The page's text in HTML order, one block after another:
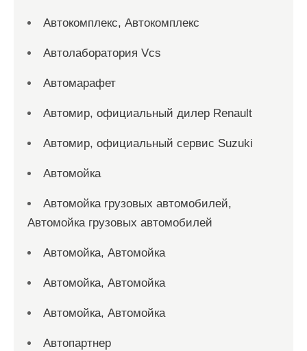
Автокомплекс, Автокомплекс
Автолаборатория Vcs
Автомарафет
Автомир, официальный дилер Renault
Автомир, официальный сервис Suzuki
Автомойка
Автомойка грузовых автомобилей,
Автомойка грузовых автомобилей
Автомойка, Автомойка
Автомойка, Автомойка
Автомойка, Автомойка
Автопартнер